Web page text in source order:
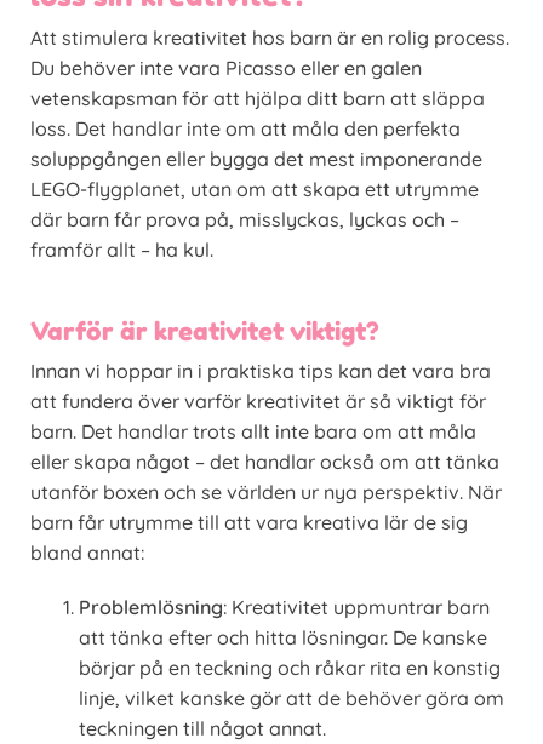
Att stimulera kreativitet hos barn är en rolig process.
Du behöver inte vara Picasso eller en galen
vetenskapsman för att hjälpa ditt barn att släppa
loss. Det handlar inte om att måla den perfekta
soluppgången eller bygga det mest imponerande
LEGO-flygplanet, utan om att skapa ett utrymme
där barn får prova på, misslyckas, lyckas och –
framför allt – ha kul.
Varför är kreativitet viktigt?
Innan vi hoppar in i praktiska tips kan det vara bra
att fundera över varför kreativitet är så viktigt för
barn. Det handlar trots allt inte bara om att måla
eller skapa något – det handlar också om att tänka
utanför boxen och se världen ur nya perspektiv. När
barn får utrymme till att vara kreativa lär de sig
bland annat:
Problemlösning: Kreativitet uppmuntrar barn
att tänka efter och hitta lösningar. De kanske
börjar på en teckning och råkar rita en konstig
linje, vilket kanske gör att de behöver göra om
teckningen till något annat.